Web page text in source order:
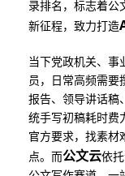
录排名，标志着公
新征程，致力打造
当下党政机关、事
员，日常高频需要
报告、领导讲话稿
统手写初稿耗时费
官方要求，找素材
点。而公文云依